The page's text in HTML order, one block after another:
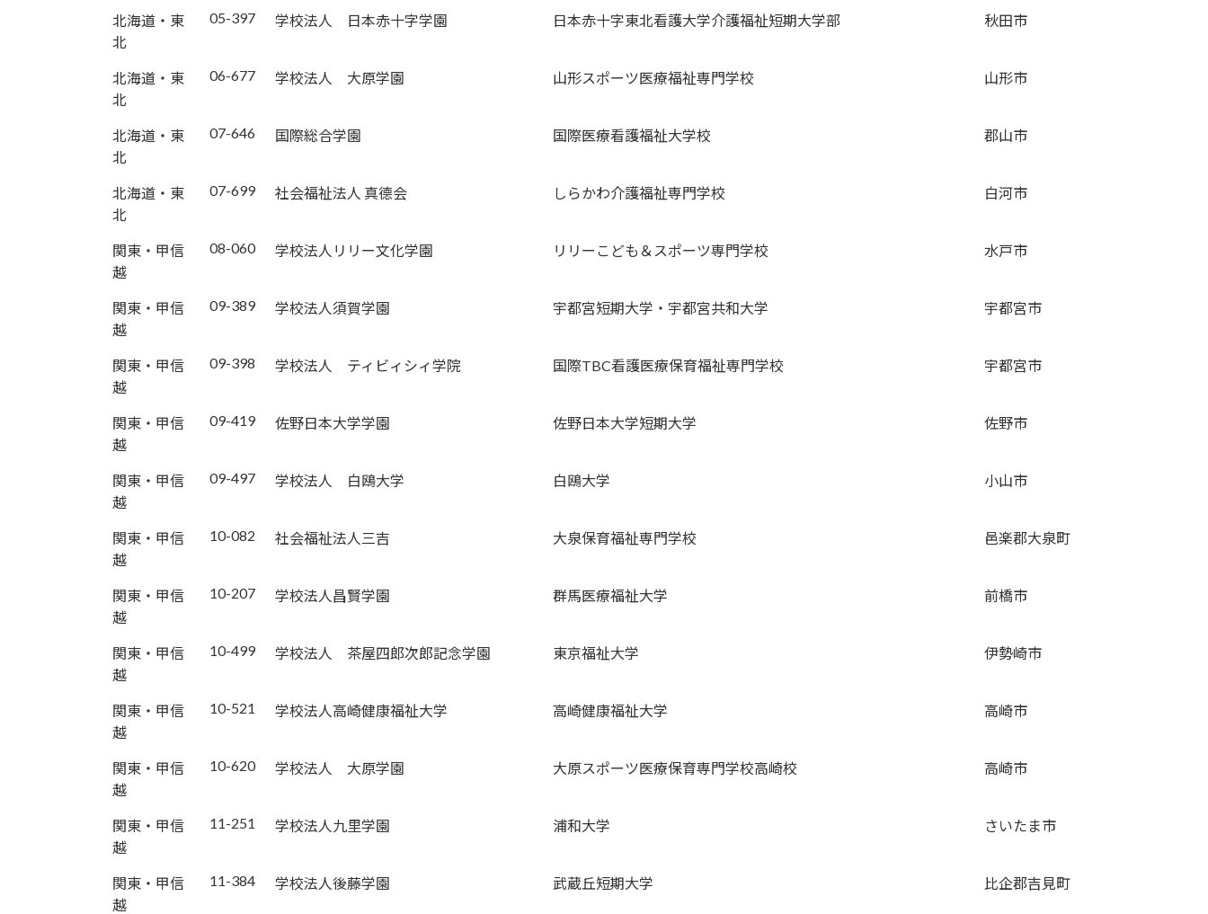
北海道・東
北
05-397 学校法人 日本赤十字学園 日本赤十字東北看護大学介護福祉短期大学部 秋田市
北海道・東
北
06-677 学校法人 大原学園 山形スポーツ医療福祉専門学校 山形市
北海道・東
北
07-646 国際総合学園 国際医療看護福祉大学校 郡山市
北海道・東
北
07-699 社会福祉法人 真德会 しらかわ介護福祉専門学校 白河市
関東・甲信
越
08-060 学校法人リリー文化学園 リリーこども＆スポーツ専門学校 水戸市
関東・甲信
越
09-389 学校法人須賀学園 宇都宮短期大学・宇都宮共和大学 宇都宮市
関東・甲信
越
09-398 学校法人 ティビィシィ学院 国際TBC看護医療保育福祉専門学校 宇都宮市
関東・甲信
越
09-419 佐野日本大学学園 佐野日本大学短期大学 佐野市
関東・甲信
越
09-497 学校法人 白鴎大学 白鴎大学 小山市
関東・甲信
越
10-082 社会福祉法人三吉 大泉保育福祉専門学校 邑楽郡大泉町
関東・甲信
越
10-207 学校法人昌賢学園 群馬医療福祉大学 前橋市
関東・甲信
越
10-499 学校法人 茶屋四郎次郎記念学園 東京福祉大学 伊勢崎市
関東・甲信
越
10-521 学校法人高崎健康福祉大学 高崎健康福祉大学 高崎市
関東・甲信
越
10-620 学校法人 大原学園 大原スポーツ医療保育専門学校高崎校 高崎市
関東・甲信
越
11-251 学校法人九里学園 浦和大学 さいたま市
関東・甲信
越
11-384 学校法人後藤学園 武蔵丘短期大学 比企郡吉見町